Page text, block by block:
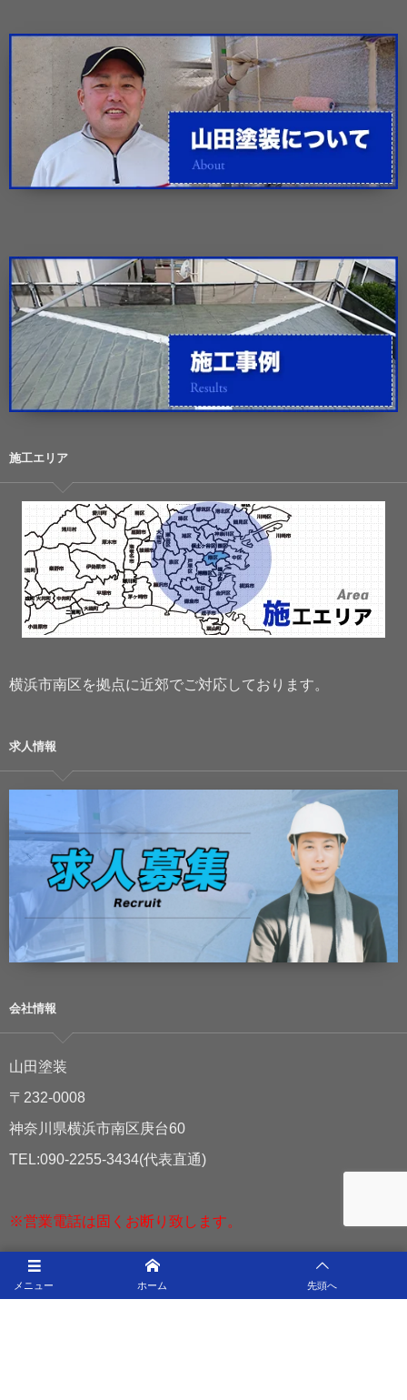
施工エリア
横浜市南区を拠点に近郊でご対応しております。
求人情報
会社情報
山田塗装
〒232-0008
神奈川県横浜市南区庚台60
TEL:090-2255-3434(代表直通)
※営業電話は固くお断り致します。
メニュー ホーム 先頭へ